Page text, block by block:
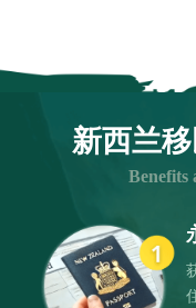
新西兰
Benefits